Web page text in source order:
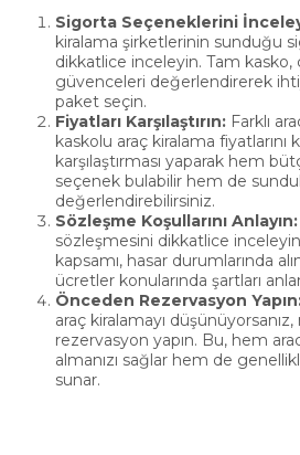
Sigorta Seçeneklerini
kiralama şirketlerinin sunduğu
dikkatlice inceleyin. Tam kasko,
güvenceleri değerlendirerek
paket seçin.
Fiyatları Karşılaştırın: Farklı
kaskolu araç kiralama fiyatlarını
karşılaştırması yaparak hem
seçenek bulabilir hem de
değerlendirebilirsiniz.
Sözleşme Koşullarını Anlayın:
sözleşmesini dikkatlice
kapsamı, hasar durumlarında
ücretler konularında şartları
Önceden Rezervasyon
araç kiralamayı
rezervasyon yapın. Bu, hem
almanızı sağlar hem de
sunar.